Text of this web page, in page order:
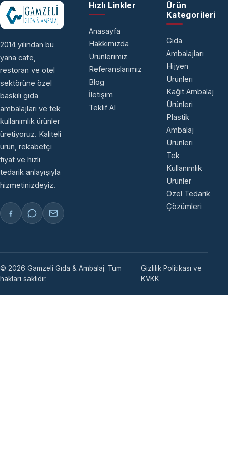
2014 yılından bu
yana cafe,
restoran ve otel
sektörüne özel
baskılı gıda
ambalajları ve tek
kullanımlık ürünler
üretiyoruz. Kaliteli
ürün, rekabetçi
fiyat ve hızlı
tedarik anlayışıyla
hizmetinizdeyiz.
Hızlı Linkler
Anasayfa
Hakkımızda
Ürünlerimiz
Referanslarımız
Blog
İletişim
Teklif Al
Ürün
Kategorileri
Gıda
Ambalajları
Hijyen
Ürünleri
Kağıt Ambalaj
Ürünleri
Plastik
Ambalaj
Ürünleri
Tek
Kullanımlık
Ürünler
Özel Tedarik
Çözümleri
© 2026 Gamzeli Gıda & Ambalaj. Tüm
hakları saklıdır.
Gizlilik Politikası ve
KVKK